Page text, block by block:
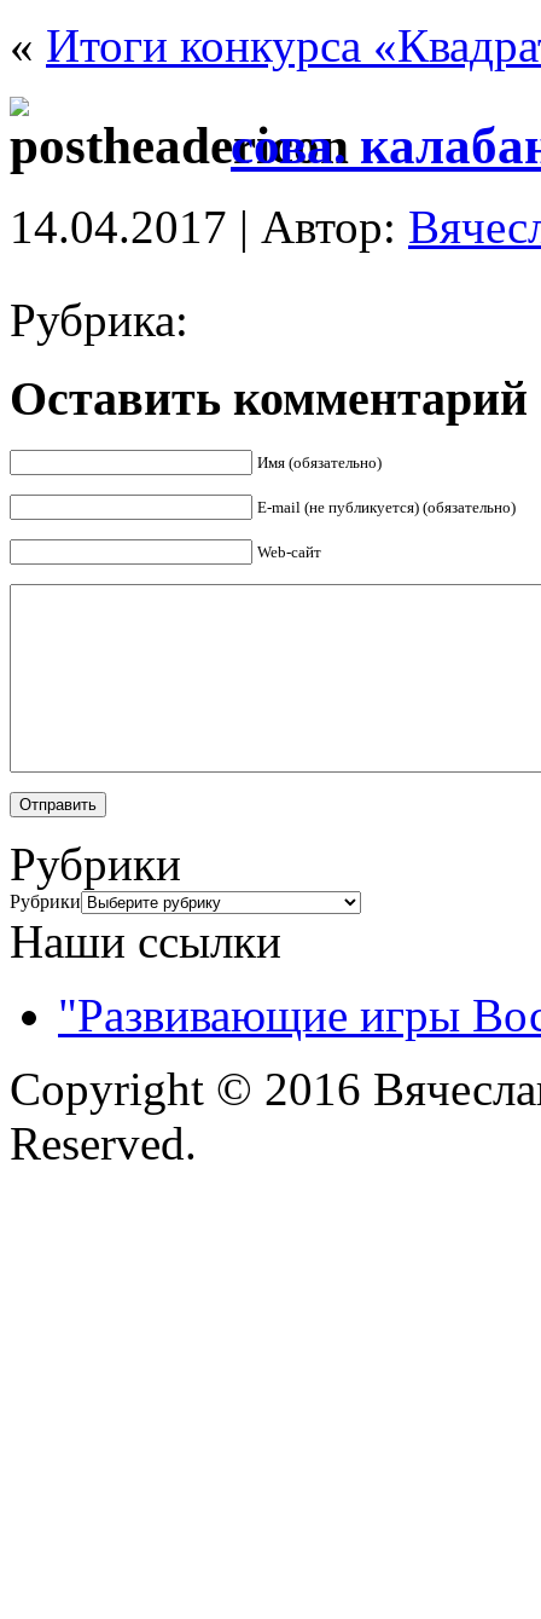
« Итоги конкурса
сова.
14.04.2017 | Автор:
Рубрика:
Оставить комментарий
Имя (обязательно)
E-mail (не публикуется) (обязательно)
Web-сайт
Рубрики
Рубрики
Наши ссылки
"Развивающие игры
Copyright © 2016
Reserved.